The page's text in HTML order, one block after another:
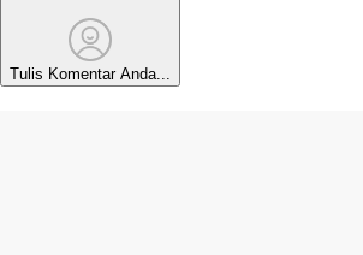
Tulis Komentar Anda...